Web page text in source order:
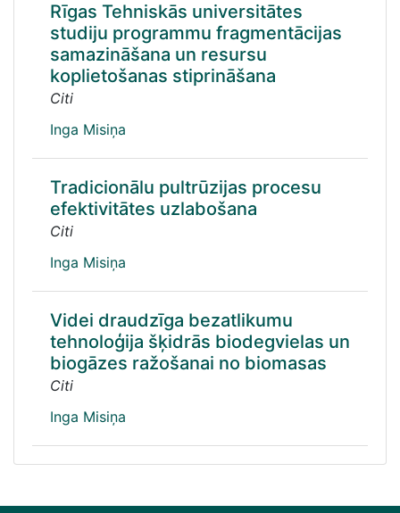
Rīgas Tehniskās universitātes
studiju programmu fragmentācijas
samazināšana un resursu
koplietošanas stiprināšana
Citi
Inga Misiņa
Tradicionālu pultrūzijas procesu
efektivitātes uzlabošana
Citi
Inga Misiņa
Videi draudzīga bezatlikumu
tehnoloģija šķidrās biodegvielas un
biogāzes ražošanai no biomasas
Citi
Inga Misiņa